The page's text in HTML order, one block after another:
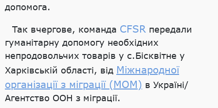
допомога.
Так вчергове, команда CFSR передали
гуманітарну допомогу необхідних
непродовольчих товарів у с.Бісквітне у
Харківській області, від Міжнародної
організації з міграції (МОМ) в Україні/
Агентство ООН з міграції.